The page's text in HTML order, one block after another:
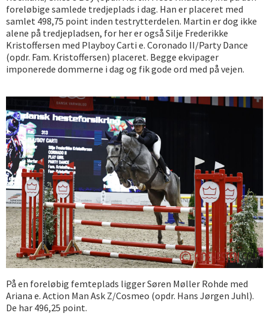
foreløbige samlede tredjeplads i dag. Han er placeret med
samlet 498,75 point inden testrytterdelen. Martin er dog ikke
alene på tredjepladsen, for her er også Silje Frederikke
Kristoffersen med Playboy Carti e. Coronado II/Party Dance
(opdr. Fam. Kristoffersen) placeret. Begge ekvipager
imponerede dommerne i dag og fik gode ord med på vejen.
På en foreløbig femteplads ligger Søren Møller Rohde med
Ariana e. Action Man Ask Z/Cosmeo (opdr. Hans Jørgen Juhl).
De har 496,25 point.